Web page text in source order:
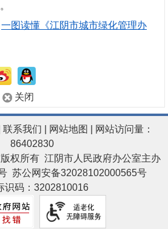
一图读懂《江阴市城市绿化管理办
关闭
联系我们 网站地图
| 网站访问量：
86402830
权所有 江阴市人民政府办公室主办
苏公网安备32028102000565号
识码：3202810016